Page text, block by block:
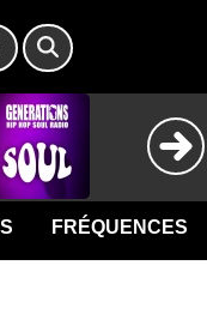
FRÉQUENCES